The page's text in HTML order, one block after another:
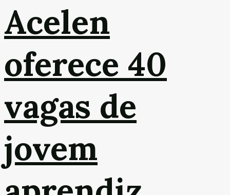
Acelen
oferece 40
vagas de
jovem